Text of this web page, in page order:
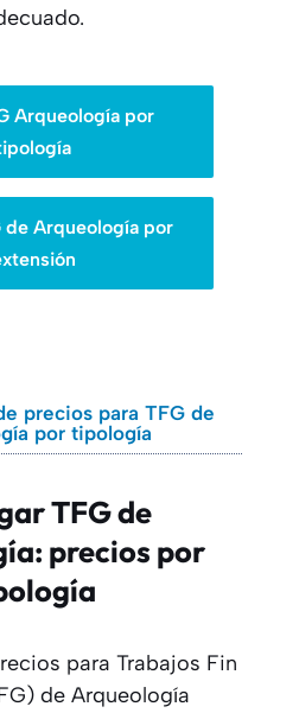
Arqueología por
de Arqueología por
precios para TFG de
por tipología
TFG de
precios por
para Trabajos Fin
de Arqueología